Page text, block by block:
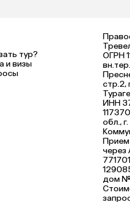
тур?
и визы
ОГРН
ИНН
обл.,
Прием
дом №